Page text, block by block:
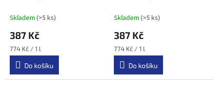
Skladem (>5 ks)
387 Kč
Měrná
cena:
774 Kč / 1 l
Do košíku
Skladem (>5 ks)
387 Kč
Měrná
cena:
774 Kč / 1 l
Do košíku